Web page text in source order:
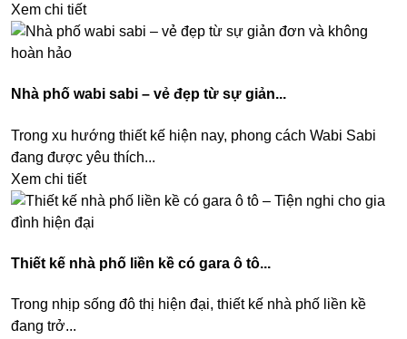
Xem chi tiết
Nhà phố wabi sabi – vẻ đẹp từ sự giản...
Trong xu hướng thiết kế hiện nay, phong cách Wabi Sabi
đang được yêu thích...
Xem chi tiết
Thiết kế nhà phố liền kề có gara ô tô...
Trong nhịp sống đô thị hiện đại, thiết kế nhà phố liền kề
đang trở...